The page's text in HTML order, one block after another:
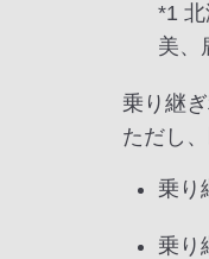
*1
美、
乗り継
ただし
乗り
乗り